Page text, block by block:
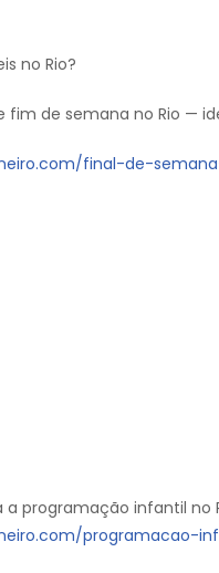
no Rio?
de semana no Rio —
final-de-
a programação infantil
programacao-